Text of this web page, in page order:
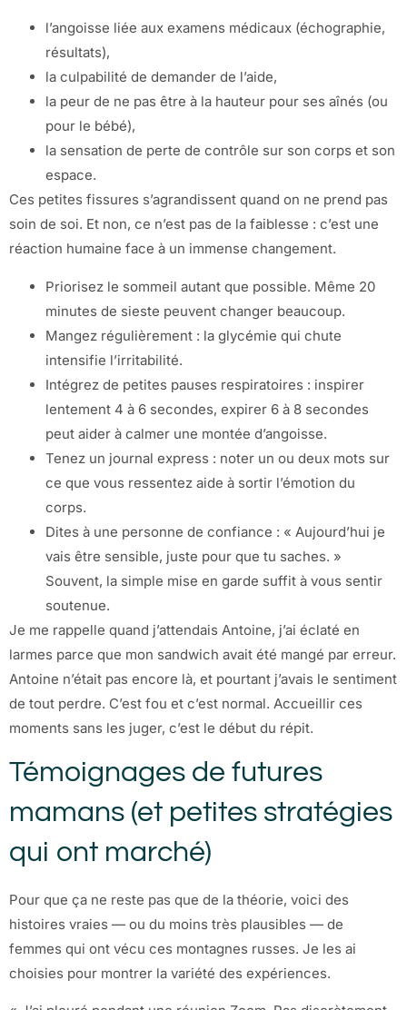
l’angoisse liée aux examens médicaux (échographie,
résultats),
la culpabilité de demander de l’aide,
la peur de ne pas être à la hauteur pour ses aînés (ou
pour le bébé),
la sensation de perte de contrôle sur son corps et son
espace.
Ces petites fissures s’agrandissent quand on ne prend pas
soin de soi. Et non, ce n’est pas de la faiblesse : c’est une
réaction humaine face à un immense changement.
Priorisez le sommeil autant que possible. Même 20
minutes de sieste peuvent changer beaucoup.
Mangez régulièrement : la glycémie qui chute
intensifie l’irritabilité.
Intégrez de petites pauses respiratoires : inspirer
lentement 4 à 6 secondes, expirer 6 à 8 secondes
peut aider à calmer une montée d’angoisse.
Tenez un journal express : noter un ou deux mots sur
ce que vous ressentez aide à sortir l’émotion du
corps.
Dites à une personne de confiance : « Aujourd’hui je
vais être sensible, juste pour que tu saches. »
Souvent, la simple mise en garde suffit à vous sentir
soutenue.
Je me rappelle quand j’attendais Antoine, j’ai éclaté en
larmes parce que mon sandwich avait été mangé par erreur.
Antoine n’était pas encore là, et pourtant j’avais le sentiment
de tout perdre. C’est fou et c’est normal. Accueillir ces
moments sans les juger, c’est le début du répit.
Témoignages de futures
mamans (et petites stratégies
qui ont marché)
Pour que ça ne reste pas que de la théorie, voici des
histoires vraies — ou du moins très plausibles — de
femmes qui ont vécu ces montagnes russes. Je les ai
choisies pour montrer la variété des expériences.